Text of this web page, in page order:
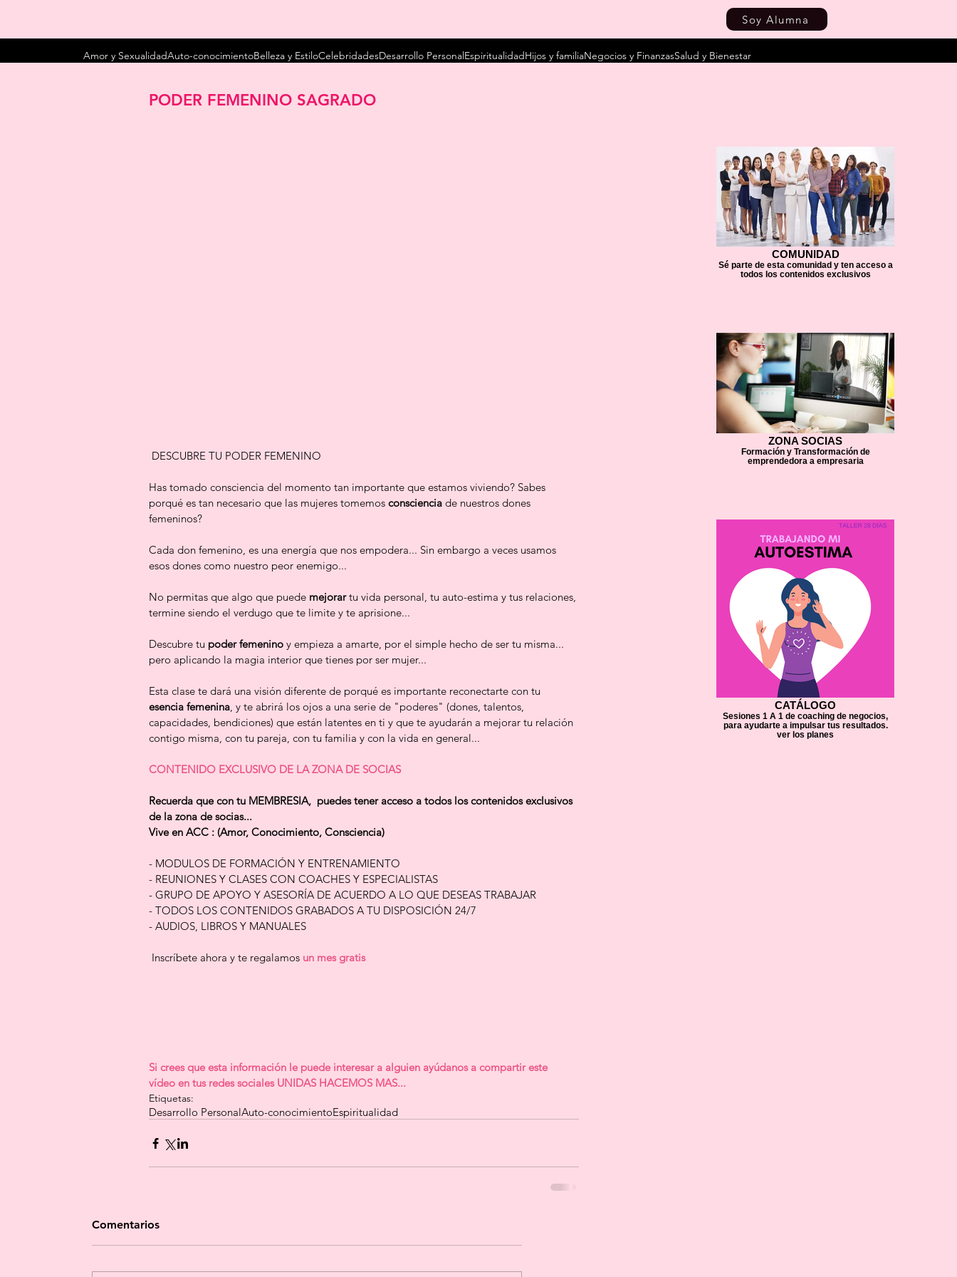
Soy Alumna
Amor y SexualidadAuto-conocimientoBelleza y EstiloCelebridadesDesarrollo PersonalEspiritualidadHijos y familiaNegocios y FinanzasSalud y Bienestar
PODER FEMENINO SAGRADO
DESCUBRE TU PODER FEMENINO
Has tomado consciencia del momento tan importante que estamos viviendo? Sabes
porqué es tan necesario que las mujeres tomemos consciencia de nuestros dones
femeninos?
Cada don femenino, es una energía que nos empodera... Sin embargo a veces usamos
esos dones como nuestro peor enemigo...
No permitas que algo que puede mejorar tu vida personal, tu auto-estima y tus relaciones,
termine siendo el verdugo que te limite y te aprisione...
Descubre tu poder femenino y empieza a amarte, por el simple hecho de ser tu misma...
pero aplicando la magia interior que tienes por ser mujer...
Esta clase te dará una visión diferente de porqué es importante reconectarte con tu
esencia femenina, y te abrirá los ojos a una serie de "poderes" (dones, talentos,
capacidades, bendiciones) que están latentes en ti y que te ayudarán a mejorar tu relación
contigo misma, con tu pareja, con tu familia y con la vida en general...
CONTENIDO EXCLUSIVO DE LA ZONA DE SOCIAS
Recuerda que con tu MEMBRESIA,  puedes tener acceso a todos los contenidos exclusivos
de la zona de socias...
Vive en ACC : (Amor, Conocimiento, Consciencia)
- MODULOS DE FORMACIÓN Y ENTRENAMIENTO
- REUNIONES Y CLASES CON COACHES Y ESPECIALISTAS
- GRUPO DE APOYO Y ASESORÍA DE ACUERDO A LO QUE DESEAS TRABAJAR
- TODOS LOS CONTENIDOS GRABADOS A TU DISPOSICIÓN 24/7
- AUDIOS, LIBROS Y MANUALES
Inscríbete ahora y te regalamos un mes gratis
Si crees que esta información le puede interesar a alguien ayúdanos a compartir este
vídeo en tus redes sociales UNIDAS HACEMOS MAS...
Etiquetas:
Desarrollo PersonalAuto-conocimientoEspiritualidad
Comentarios
COMUNIDAD
Sé parte de esta comunidad y ten acceso a
todos los contenidos exclusivos
ZONA SOCIAS
Formación y Transformación de
emprendedora a empresaria
CATÁLOGO
Sesiones 1 A 1 de coaching de negocios,
para ayudarte a impulsar tus resultados.
ver los planes